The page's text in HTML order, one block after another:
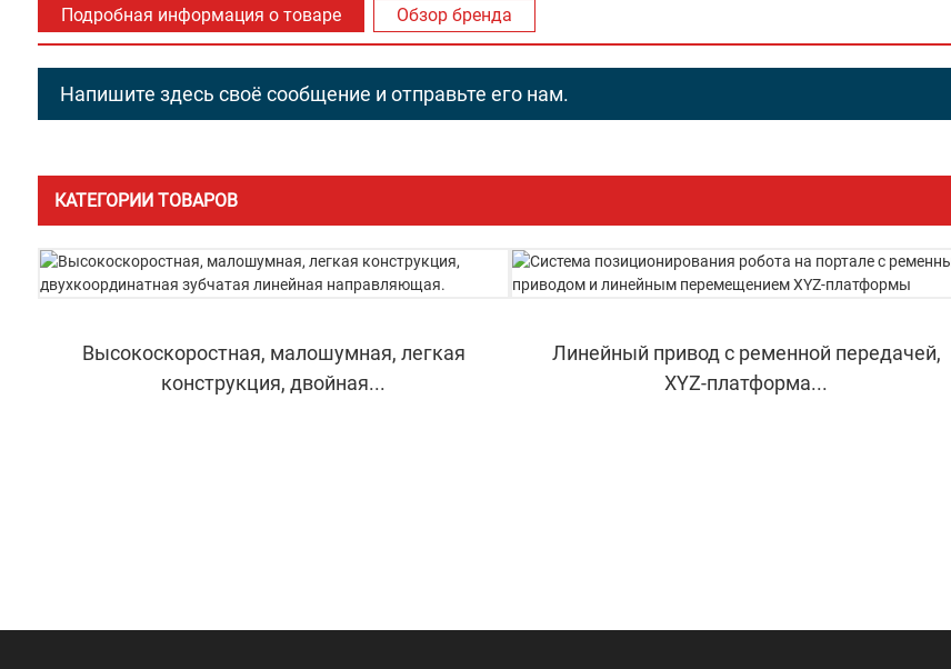
Подробная информация о товаре Обзор бренда
Напишите здесь своё сообщение и отправьте его нам.
КАТЕГОРИИ ТОВАРОВ
Высокоскоростная, малошумная, легкая
конструкция, двойная...
Линейный привод с ременной передачей,
XYZ-платформа...